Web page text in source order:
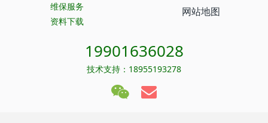
维保服务
资料下载
网站地图
19901636028
技术支持：18955193278